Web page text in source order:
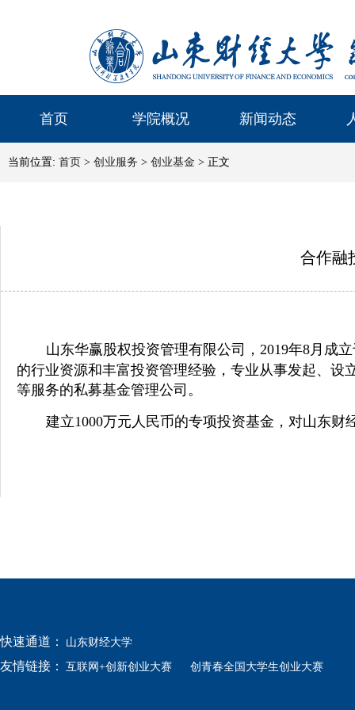
首页 学院概况 新闻动态
当前位置: 首页 > 创业服务 > 创业基金 > 正文
合作融
山东华赢股权投资管理有限公司
，2019年8月成
的行业资源和丰富投资管理经验，专业从事发起、
等服务的私募基金管理公司。
建立1000万元人民币的专项投资基金，对山东
快速通道： 山东财经大学
友情链接： 互联网+创新创业大赛 创青春全国大学生创业大赛